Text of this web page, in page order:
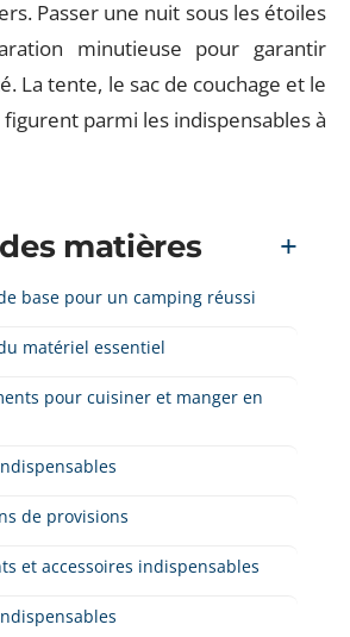
Passer une nuit sous les étoiles
minutieuse pour garantir
La tente, le sac de couchage et le
parmi les indispensables à
matières
base pour un camping réussi
matériel essentiel
pour cuisiner et manger en
de provisions
et accessoires indispensables